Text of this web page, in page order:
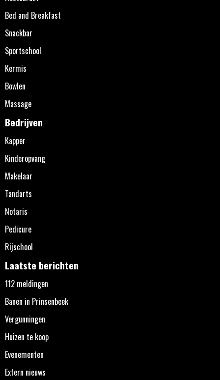
Bed and Breakfast
Snackbar
Sportschool
Kermis
Bowlen
Massage
Bedrijven
Kapper
Kinderopvang
Makelaar
Tandarts
Notaris
Pedicure
Rijschool
Laatste berichten
112 meldingen
Banen in Prinsenbeek
Vergunningen
Huizen te koop
Evenementen
Extern nieuws